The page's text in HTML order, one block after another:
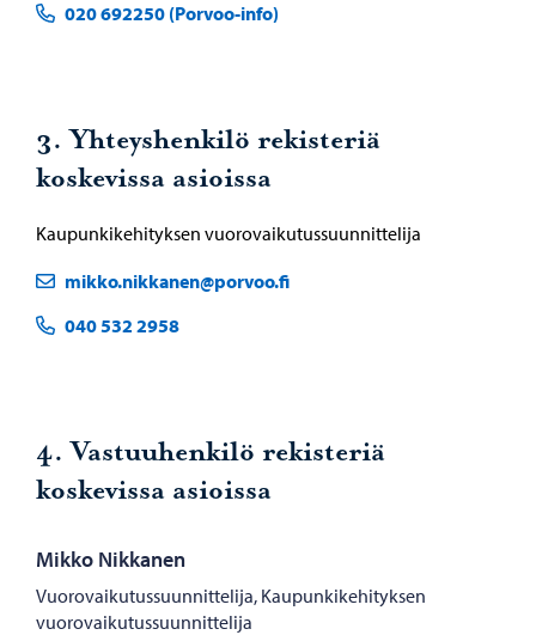
020 692250 (Porvoo-info)
3. Yhteyshenkilö rekisteriä
koskevissa asioissa
Kaupunkikehityksen vuorovaikutussuunnittelija
mikko.nikkanen@porvoo.fi
040 532 2958
4. Vastuuhenkilö rekisteriä
koskevissa asioissa
Mikko Nikkanen
Vuorovaikutussuunnittelija, Kaupunkikehityksen
vuorovaikutussuunnittelija